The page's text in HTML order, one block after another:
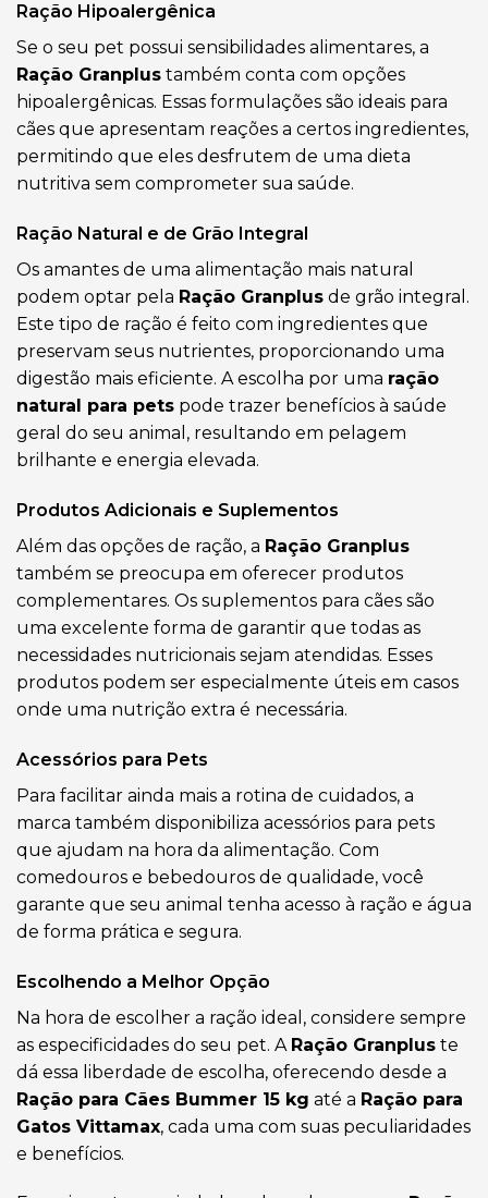
Ração Hipoalergênica
Se o seu pet possui sensibilidades alimentares, a
Ração Granplus também conta com opções
hipoalergênicas. Essas formulações são ideais para
cães que apresentam reações a certos ingredientes,
permitindo que eles desfrutem de uma dieta
nutritiva sem comprometer sua saúde.
Ração Natural e de Grão Integral
Os amantes de uma alimentação mais natural
podem optar pela Ração Granplus de grão integral.
Este tipo de ração é feito com ingredientes que
preservam seus nutrientes, proporcionando uma
digestão mais eficiente. A escolha por uma ração
natural para pets pode trazer benefícios à saúde
geral do seu animal, resultando em pelagem
brilhante e energia elevada.
Produtos Adicionais e Suplementos
Além das opções de ração, a Ração Granplus
também se preocupa em oferecer produtos
complementares. Os suplementos para cães são
uma excelente forma de garantir que todas as
necessidades nutricionais sejam atendidas. Esses
produtos podem ser especialmente úteis em casos
onde uma nutrição extra é necessária.
Acessórios para Pets
Para facilitar ainda mais a rotina de cuidados, a
marca também disponibiliza acessórios para pets
que ajudam na hora da alimentação. Com
comedouros e bebedouros de qualidade, você
garante que seu animal tenha acesso à ração e água
de forma prática e segura.
Escolhendo a Melhor Opção
Na hora de escolher a ração ideal, considere sempre
as especificidades do seu pet. A Ração Granplus te
dá essa liberdade de escolha, oferecendo desde a
Ração para Cães Bummer 15 kg até a Ração para
Gatos Vittamax, cada uma com suas peculiaridades
e benefícios.